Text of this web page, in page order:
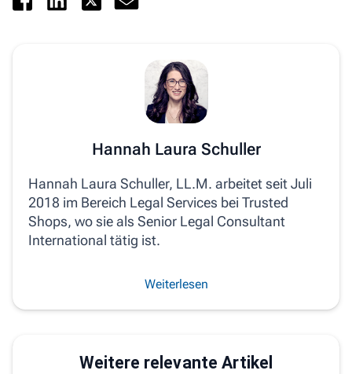
Hannah Laura Schuller
Hannah Laura Schuller, LL.M. arbeitet seit Juli
2018 im Bereich Legal Services bei Trusted
Shops, wo sie als Senior Legal Consultant
International tätig ist.
Weiterlesen
Weitere relevante Artikel